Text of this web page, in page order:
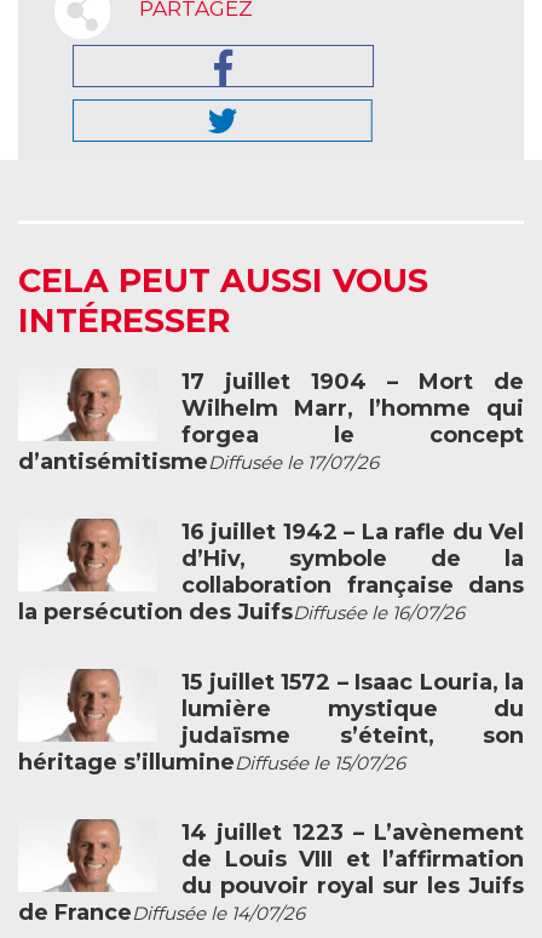
PARTAGEZ
CELA PEUT AUSSI VOUS
INTÉRESSER
17 juillet 1904 – Mort de
Wilhelm Marr, l’homme qui
forgea le concept
d’antisémitismeDiffusée le 17/07/26
16 juillet 1942 – La rafle du Vel
d’Hiv, symbole de la
collaboration française dans
la persécution des JuifsDiffusée le 16/07/26
15 juillet 1572 – Isaac Louria, la
lumière mystique du
judaïsme s’éteint, son
héritage s’illumineDiffusée le 15/07/26
14 juillet 1223 – L’avènement
de Louis VIII et l’affirmation
du pouvoir royal sur les Juifs
de FranceDiffusée le 14/07/26